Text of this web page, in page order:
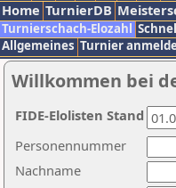
Home TurnierDB
Turnierschach-Elozahl
Allgemeines Turnier
Willkommen bei
Nachname
Personennummer
FIDE-Elolisten Stand